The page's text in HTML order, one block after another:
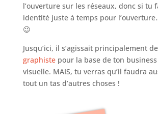
l’ouverture sur les réseaux, donc si tu
identité juste à temps pour
😉
Jusqu’ici, il s’agissait principalement de
graphistepour la base de ton business
visuelle. MAIS, tu verras qu’il faudra
tout un tas d’autres choses !